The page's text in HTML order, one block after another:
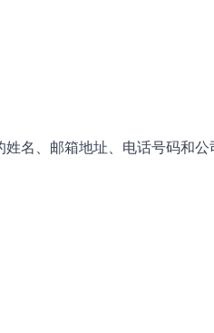
名、邮箱地址、电话号码和